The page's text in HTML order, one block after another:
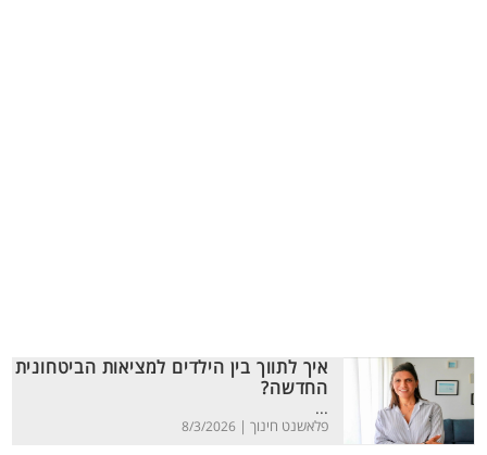
איך לתווך בין הילדים למציאות הביטחונית
החדשה?
...
פלאשנט חינוך | 8/3/2026